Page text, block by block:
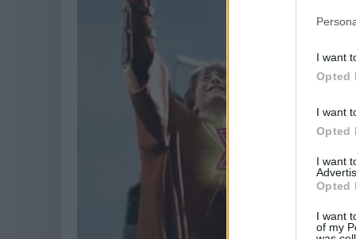
I want
Opted
I want
Opted
I want
Opted
I want
of my